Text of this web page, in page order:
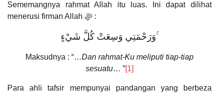
Sememangnya rahmat Allah itu luas. Ini dapat dilihat
menerusi firman Allah ﷻ :
وَرَحْمَتِي وَسِعَتْ كُلَّ شَيْءٍ ۚ
Maksudnya : “…Dan rahmat-Ku meliputi tiap-tiap
sesuatu… ”[1]
Para ahli tafsir mempunyai pandangan yang berbeza